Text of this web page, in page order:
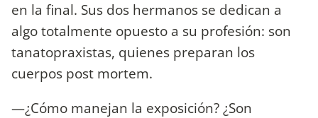
en la final. Sus dos hermanos se dedican a
algo totalmente opuesto a su profesión: son
tanatopraxistas, quienes preparan los
cuerpos post mortem.
—¿Cómo manejan la exposición? ¿Son